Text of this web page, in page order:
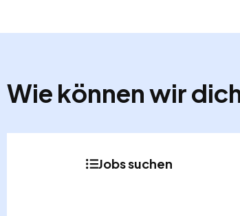
Wie können wir
Jobs suchen